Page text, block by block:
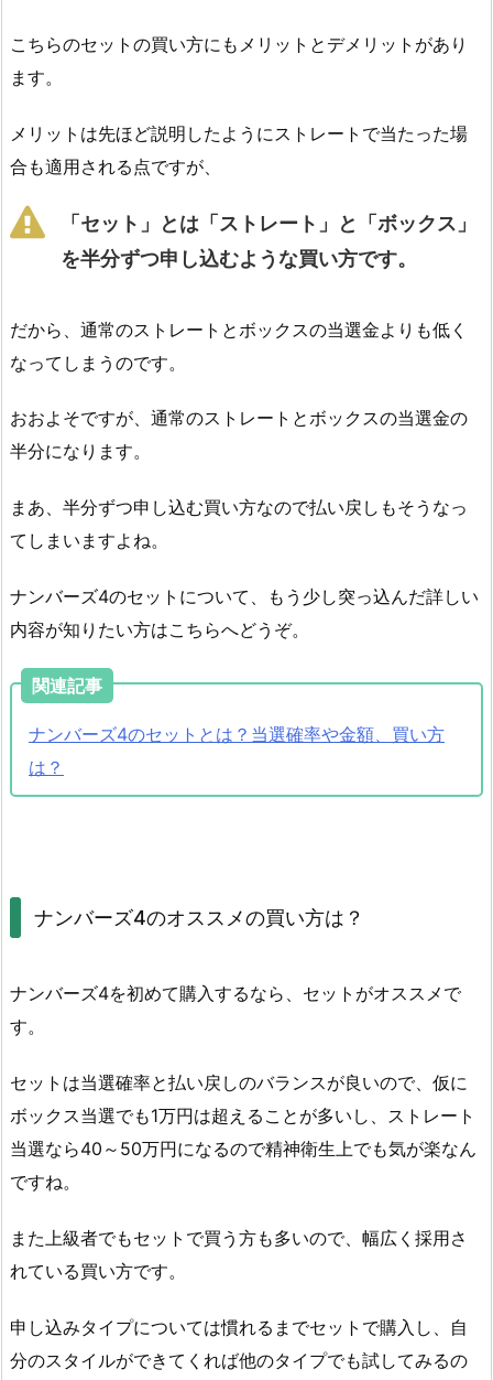
こちらのセットの買い方にもメリットとデメリットがあり
ます。
メリットは先ほど説明したようにストレートで当たった場
合も適用される点ですが、
「セット」とは「ストレート」と「ボックス」
を半分ずつ申し込むような買い方です。
だから、通常のストレートとボックスの当選金よりも低く
なってしまうのです。
おおよそですが、通常のストレートとボックスの当選金の
半分になります。
まあ、半分ずつ申し込む買い方なので払い戻しもそうなっ
てしまいますよね。
ナンバーズ4のセットについて、もう少し突っ込んだ詳しい
内容が知りたい方はこちらへどうぞ。
関連記事
ナンバーズ4のセットとは？当選確率や金額、買い方
は？
ナンバーズ4のオススメの買い方は？
ナンバーズ4を初めて購入するなら、セットがオススメで
す。
セットは当選確率と払い戻しのバランスが良いので、仮に
ボックス当選でも1万円は超えることが多いし、ストレート
当選なら40～50万円になるので精神衛生上でも気が楽なん
ですね。
また上級者でもセットで買う方も多いので、幅広く採用さ
れている買い方です。
申し込みタイプについては慣れるまでセットで購入し、自
分のスタイルができてくれば他のタイプでも試してみるの